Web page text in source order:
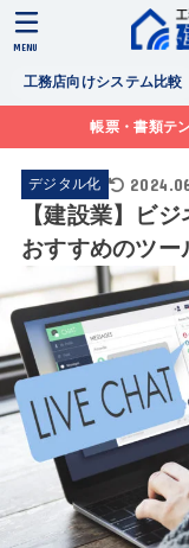
工務店向けシステム比較
MENU
帳票・書類テ
デジタル化
【建設業】ビ
おすすめのツー